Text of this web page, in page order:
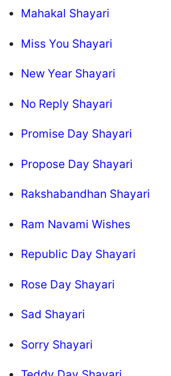
Mahakal Shayari
Miss You Shayari
New Year Shayari
No Reply Shayari
Promise Day Shayari
Propose Day Shayari
Rakshabandhan Shayari
Ram Navami Wishes
Republic Day Shayari
Rose Day Shayari
Sad Shayari
Sorry Shayari